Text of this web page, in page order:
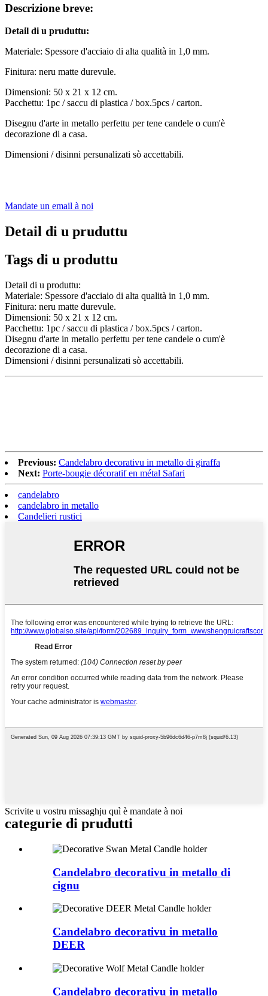
Descrizione breve:
Detail di u pruduttu:
Materiale: Spessore d'acciaio di alta qualità in 1,0 mm.
Finitura: neru matte durevule.
Dimensioni: 50 x 21 x 12 cm.
Pacchettu: 1pc / saccu di plastica / box.5pcs / carton.
Disegnu d'arte in metallo perfettu per tene candele o cum'è
decorazione di a casa.
Dimensioni / disinni persunalizati sò accettabili.
Mandate un email à noi
Detail di u pruduttu
Tags di u produttu
Detail di u produttu:
Materiale: Spessore d'acciaio di alta qualità in 1,0 mm.
Finitura: neru matte durevule.
Dimensioni: 50 x 21 x 12 cm.
Pacchettu: 1pc / saccu di plastica / box.5pcs / carton.
Disegnu d'arte in metallo perfettu per tene candele o cum'è
decorazione di a casa.
Dimensioni / disinni persunalizati sò accettabili.
Previous: Candelabro decorativu in metallo di giraffa
Next: Porte-bougie décoratif en métal Safari
candelabro
candelabro in metallo
Candelieri rustici
Scrivite u vostru missaghju quì è mandate à noi
categurie di prudutti
Candelabro decorativu in metallo di
cignu
Candelabro decorativu in metallo
DEER
Candelabro decorativu in metallo